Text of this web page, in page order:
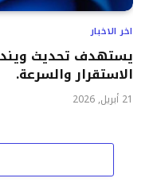
اخر الاخبار
الاستقرار والسرعة.
21 أبريل, 2026